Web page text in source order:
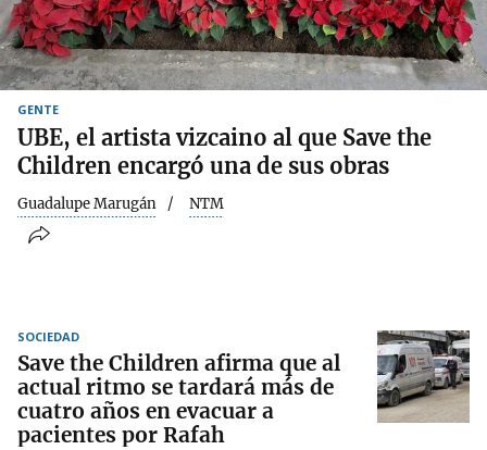
GENTE
UBE, el artista vizcaino al que Save the
Children encargó una de sus obras
Guadalupe Marugán NTM
SOCIEDAD
Save the Children afirma que al
actual ritmo se tardará más de
cuatro años en evacuar a
pacientes por Rafah